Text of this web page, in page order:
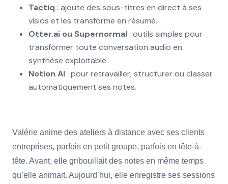
Tactiq : ajoute des sous-titres en direct à ses
visios et les transforme en résumé.
Otter.ai ou Supernormal: outils simples pour
transformer toute conversation audio en
synthèse exploitable.
Notion AI: pour retravailler, structurer ou classer
automatiquement ses notes.
Valérie anime des ateliers à distance avec ses clients
entreprises, parfois en petit groupe, parfois en tête-à-
tête. Avant, elle gribouillait des notes en même temps
qu’elle animait. Aujourd’hui, elle enregistre ses sessions